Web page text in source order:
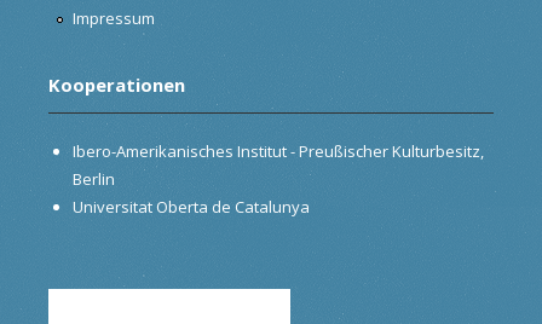
Impressum
Kooperationen
Ibero-Amerikanisches Institut - Preußischer Kulturbesitz,
Berlin
Universitat Oberta de Catalunya